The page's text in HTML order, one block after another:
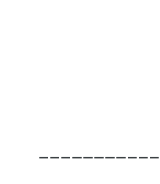
ーーーーーーーーーーー